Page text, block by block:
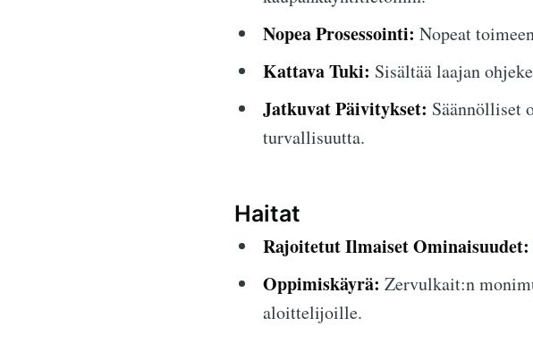
Nopea Prosessointi: Nopeat
Kattava Tuki: Sisältää laajan
Jatkuvat Päivitykset: Säännölliset
turvallisuutta.
Haitat
Rajoitetut Ilmaiset Ominaisuudet:
Oppimiskäyrä: Zervulkait:n
aloittelijoille.